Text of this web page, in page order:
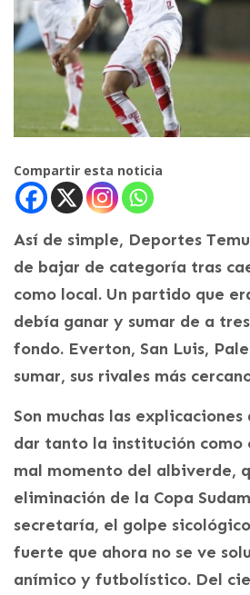
Compartir esta noticia
Así de simple, Deportes
de bajar de categoría tras
como local. Un partido que
debía ganar y sumar de a
fondo. Everton, San Luis,
sumar, sus rivales más
Son muchas las
dar tanto la institución como
mal momento del albiverde,
eliminación de la Copa
secretaría, el golpe
fuerte que ahora no se ve
anímico y futbolístico. Del